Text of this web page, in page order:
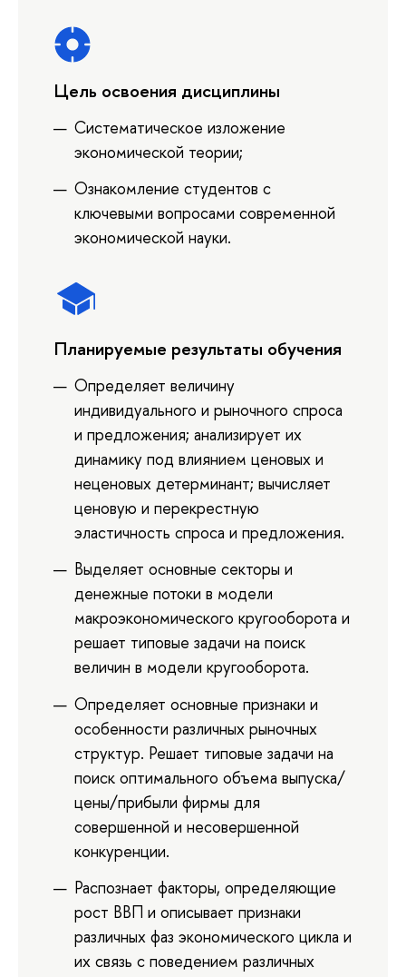
Цель освоения дисциплины
Систематическое изложение
экономической теории;
Ознакомление студентов с
ключевыми вопросами современной
экономической науки.
Планируемые результаты обучения
Определяет величину
индивидуального и рыночного спроса
и предложения; анализирует их
динамику под влиянием ценовых и
неценовых детерминант; вычисляет
ценовую и перекрестную
эластичность спроса и предложения.
Выделяет основные секторы и
денежные потоки в модели
макроэкономического кругооборота и
решает типовые задачи на поиск
величин в модели кругооборота.
Определяет основные признаки и
особенности различных рыночных
структур. Решает типовые задачи на
поиск оптимального объема выпуска/
цены/прибыли фирмы для
совершенной и несовершенной
конкуренции.
Распознает факторы, определяющие
рост ВВП и описывает признаки
различных фаз экономического цикла и
их связь с поведением различных